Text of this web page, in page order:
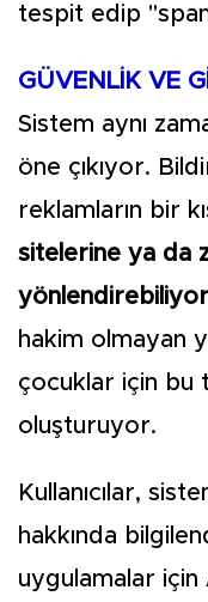
tespit edip
GÜVENLİK VE
Sistem aynı
öne çıkıyor.
reklamların bir
sitelerine ya da
hakim olmayan
çocuklar için bu
oluşturuyor.
Kullanıcılar,
hakkında
uygulamalar için